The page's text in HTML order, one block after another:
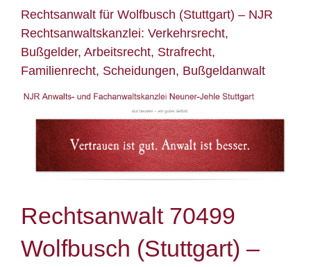
Rechtsanwalt für Wolfbusch (Stuttgart) – NJR
Rechtsanwaltskanzlei: Verkehrsrecht,
Bußgelder, Arbeitsrecht, Strafrecht,
Familienrecht, Scheidungen, Bußgeldanwalt
Rechtsanwalt 70499
Wolfbusch (Stuttgart) –